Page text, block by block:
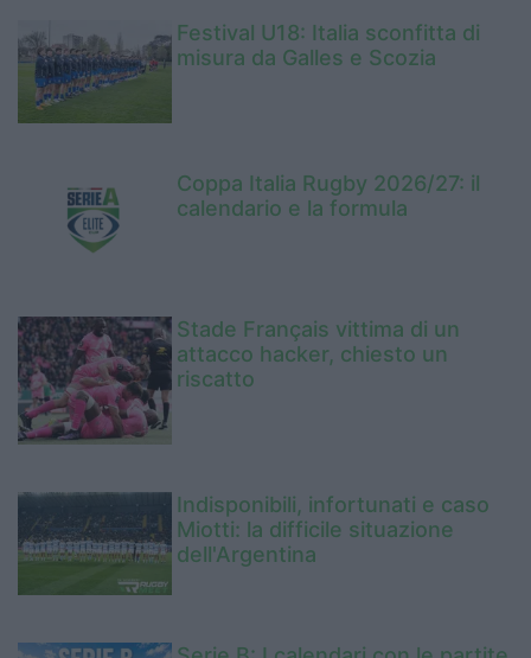
Festival U18: Italia sconfitta di
misura da Galles e Scozia
Coppa Italia Rugby 2026/27: il
calendario e la formula
Stade Français vittima di un
attacco hacker, chiesto un
riscatto
Indisponibili, infortunati e caso
Miotti: la difficile situazione
dell'Argentina